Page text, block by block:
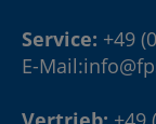
Service: +49
E-Mail: